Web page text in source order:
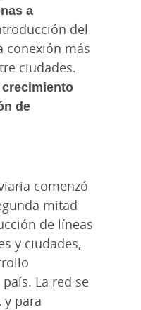
a
del
conexión más
ciudades.
de
comenzó
mitad
de líneas
y ciudades,
La red se
y para